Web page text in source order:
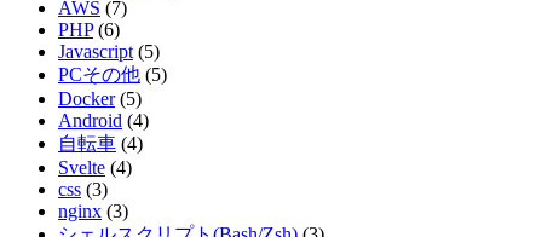
AWS (7)
PHP (6)
Javascript (5)
PCその他 (5)
Docker (5)
Android (4)
自転車 (4)
Svelte (4)
css (3)
nginx (3)